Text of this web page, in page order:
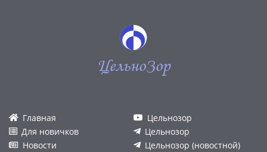
ЦельноЗор
Главная
Для новичков
Новости
Цельнозор
Цельнозор
Цельнозор (новостной)